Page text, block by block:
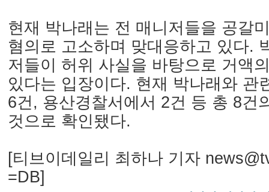
현재 박나래는 전 매니저들을 공갈
혐의로 고소하며 맞대응하고 있다.
저들이 허위 사실을 바탕으로 거액
있다는 입장이다. 현재 박나래와 관
6건, 용산경찰서에서 2건 등 총 8건
것으로 확인됐다.
[티브이데일리 최하나 기자
=DB]